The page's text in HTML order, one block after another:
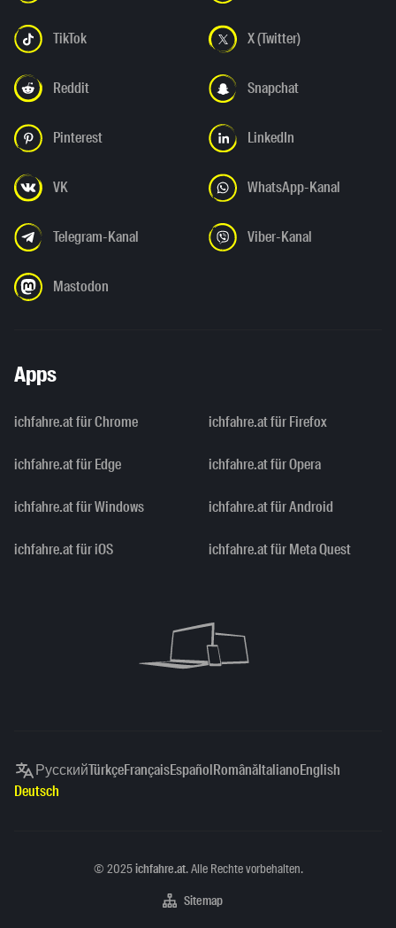
TikTok X (Twitter)
Reddit Snapchat
Pinterest LinkedIn
VK WhatsApp-Kanal
Telegram-Kanal Viber-Kanal
Mastodon
Apps
ichfahre.at für Chrome ichfahre.at für Firefox
ichfahre.at für Edge ichfahre.at für Opera
ichfahre.at für Windows ichfahre.at für Android
ichfahre.at für iOS ichfahre.at für Meta Quest
РусскийTürkçeFrançaisEspañolRomânăItalianoEnglish
Deutsch
Copyright
© 2025ichfahre.at. Alle Rechte vorbehalten.
Sitemap